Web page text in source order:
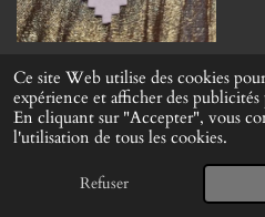
Ce site Web utilise des cookies
expérience et afficher des publicités
En cliquant sur "Accepter", vous
l'utilisation de tous les cookies.
Refuser
E-mail